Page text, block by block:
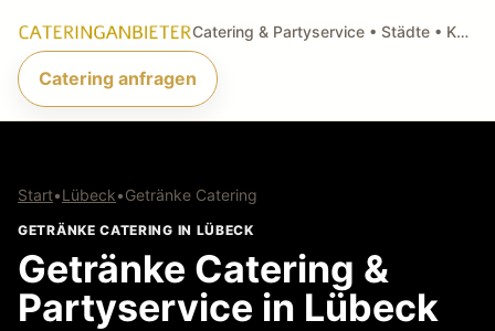
Catering & Partyservice • Städte • Küchenarten • Anfragen
Catering anfragen
Start•Lübeck•Getränke Catering
GETRÄNKE CATERING IN LÜBECK
Getränke Catering &
Partyservice in Lübeck